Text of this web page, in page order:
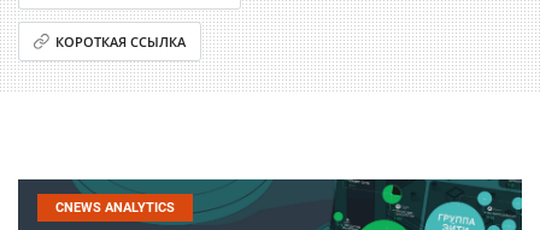
КОРОТКАЯ ССЫЛКА
CNEWS ANALYTICS